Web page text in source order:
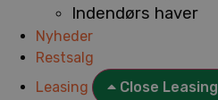
Indendørs haver
Nyheder
Restsalg
Leasing
Close Leasing